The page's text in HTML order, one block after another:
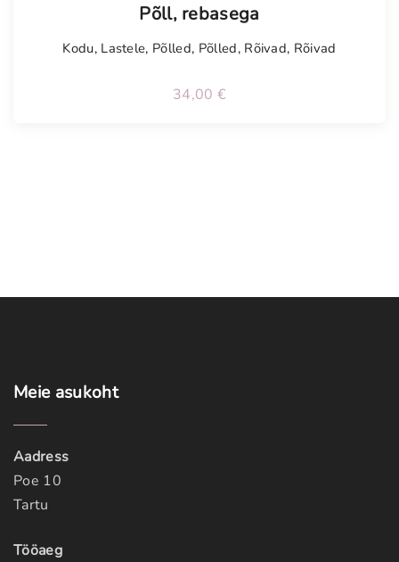
Põll, rebasega
Kodu, Lastele, Põlled, Põlled, Rõivad, Rõivad
34,00 €
Meie asukoht
Aadress
Poe 10
Tartu
Tööaeg